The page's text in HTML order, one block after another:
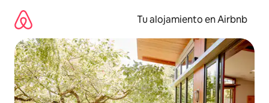
contenido
Tu alojamiento en Airbnb